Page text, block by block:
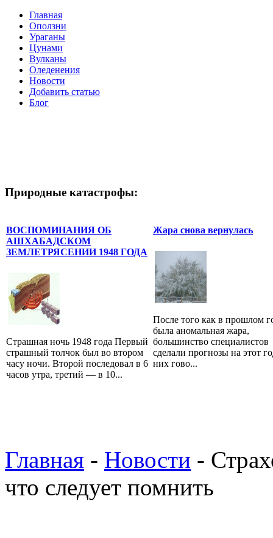
Главная
Оползни
Ураганы
Цунами
Вулканы
Оледенения
Новости
Добавить статью
Блог
Природные катастрофы:
ВОСПОМИНАНИЯ ОБ
АШХАБАДСКОМ
ЗЕМЛЕТРЯСЕНИИ 1948 ГОДА
Страшная ночь 1948 года Первый
страшный толчок был во втором
часу ночи. Второй последовал в 6
часов утра, третий — в 10...
Жара снова вернулась
После того как в прошлом
была аномальная жара,
большинство специалистов
сделали прогнозы на этот
них гово...
Главная - Новости -
что следует помнить